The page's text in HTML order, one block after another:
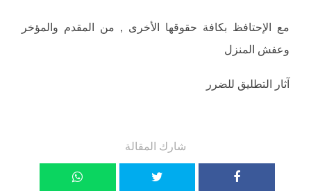
مع الإحتافظ بكافة حقوقها الأخرى , من المقدم والمؤخر
وعفش المنزل
آثار التطليق للضرر
شارك المقالة